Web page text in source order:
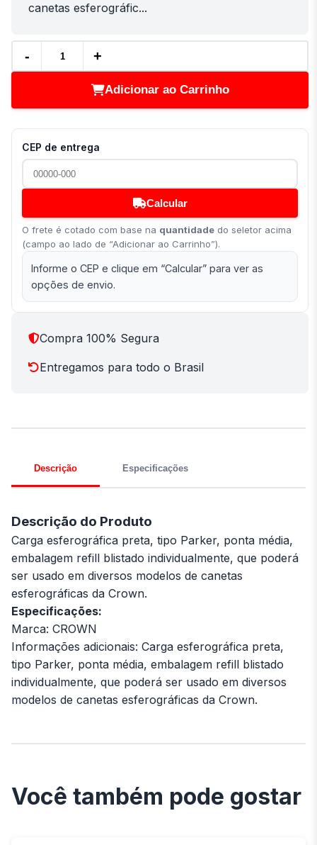
canetas esferográfic...
- +
Adicionar ao Carrinho
CEP de entrega
Calcular
O frete é cotado com base na quantidade do seletor acima
(campo ao lado de “Adicionar ao Carrinho”).
Informe o CEP e clique em “Calcular” para ver as
opções de envio.
Compra 100% Segura
Entregamos para todo o Brasil
Descrição Especificações
Descrição do Produto
Carga esferográfica preta, tipo Parker, ponta média,
embalagem refill blistado individualmente, que poderá
ser usado em diversos modelos de canetas
esferográficas da Crown.
Especificações:
Marca: CROWN
Informações adicionais: Carga esferográfica preta,
tipo Parker, ponta média, embalagem refill blistado
individualmente, que poderá ser usado em diversos
modelos de canetas esferográficas da Crown.
Você também pode gostar